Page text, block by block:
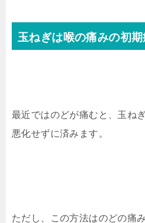
玉ねぎは喉の痛みの初
最近ではのどが痛むと、玉ね
悪化せずに済みます。
ただし、この方法はのどの痛